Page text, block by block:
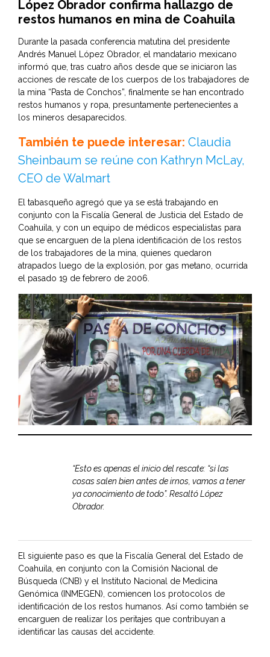
López Obrador confirma hallazgo de
restos humanos en mina de Coahuila
Durante la pasada conferencia matutina del presidente
Andrés Manuel López Obrador, el mandatario mexicano
informó que, tras cuatro años desde que se iniciaron las
acciones de rescate de los cuerpos de los trabajadores de
la mina “Pasta de Conchos”, finalmente se han encontrado
restos humanos y ropa, presuntamente pertenecientes a
los mineros desaparecidos.
También te puede interesar: Claudia
Sheinbaum se reúne con Kathryn McLay,
CEO de Walmart
El tabasqueño agregó que ya se está trabajando en
conjunto con la Fiscalía General de Justicia del Estado de
Coahuila, y con un equipo de médicos especialistas para
que se encarguen de la plena identificación de los restos
de los trabajadores de la mina, quienes quedaron
atrapados luego de la explosión, por gas metano, ocurrida
el pasado 19 de febrero de 2006.
“Esto es apenas el inicio del rescate: “si las
cosas salen bien antes de irnos, vamos a tener
ya conocimiento de todo”. Resaltó López
Obrador.
El siguiente paso es que la Fiscalía General del Estado de
Coahuila, en conjunto con la Comisión Nacional de
Búsqueda (CNB) y el Instituto Nacional de Medicina
Genómica (INMEGEN), comiencen los protocolos de
identificación de los restos humanos. Así como también se
encarguen de realizar los peritajes que contribuyan a
identificar las causas del accidente.